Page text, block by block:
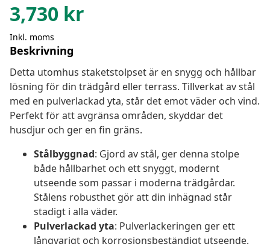
3,730 kr
Inkl. moms
Beskrivning
Detta utomhus staketstolpset är en snygg och hållbar
lösning för din trädgård eller terrass. Tillverkat av stål
med en pulverlackad yta, står det emot väder och vind.
Perfekt för att avgränsa områden, skyddar det
husdjur och ger en fin gräns.
Stålbyggnad: Gjord av stål, ger denna stolpe
både hållbarhet och ett snyggt, modernt
utseende som passar i moderna trädgårdar.
Stålens robusthet gör att din inhägnad står
stadigt i alla väder.
Pulverlackad yta: Pulverlackeringen ger ett
långvarigt och korrosionsbeständigt utseende.